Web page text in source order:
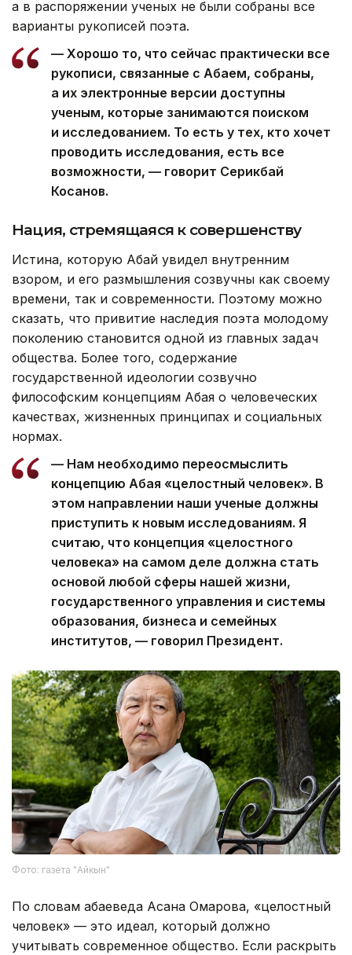
а в распоряжении ученых не были собраны все
варианты рукописей поэта.
— Хорошо то, что сейчас практически все
рукописи, связанные с Абаем, собраны,
а их электронные версии доступны
ученым, которые занимаются поиском
и исследованием. То есть у тех, кто хочет
проводить исследования, есть все
возможности, — говорит Серикбай
Косанов.
Нация, стремящаяся к совершенству
Истина, которую Абай увидел внутренним
взором, и его размышления созвучны как своему
времени, так и современности. Поэтому можно
сказать, что привитие наследия поэта молодому
поколению становится одной из главных задач
общества. Более того, содержание
государственной идеологии созвучно
философским концепциям Абая о человеческих
качествах, жизненных принципах и социальных
нормах.
— Нам необходимо переосмыслить
концепцию Абая «целостный человек». В
этом направлении наши ученые должны
приступить к новым исследованиям. Я
считаю, что концепция «целостного
человека» на самом деле должна стать
основой любой сферы нашей жизни,
государственного управления и системы
образования, бизнеса и семейных
институтов, — говорил Президент.
Фото: газета "Айкын"
По словам абаеведа Асана Омарова, «целостный
человек» — это идеал, который должно
учитывать современное общество. Если раскрыть